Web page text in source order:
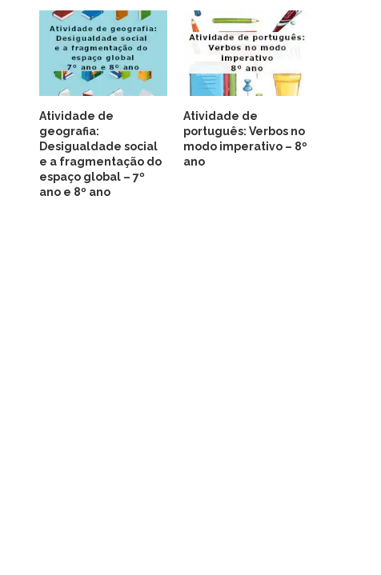
Atividade de
geografia:
Desigualdade social
e a fragmentação do
espaço global – 7º
ano e 8º ano
Atividade de
português: Verbos no
modo imperativo – 8º
ano